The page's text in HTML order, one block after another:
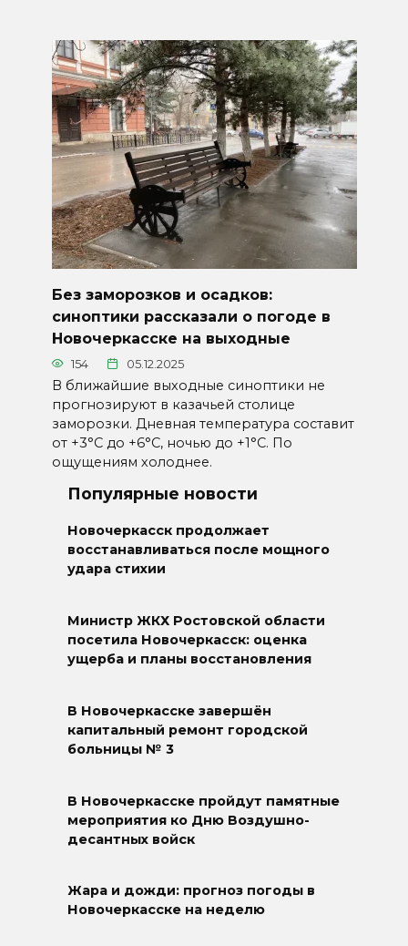
Без заморозков и осадков:
синоптики рассказали о погоде в
Новочеркасске на выходные
154 05.12.2025
В ближайшие выходные синоптики не
прогнозируют в казачьей столице
заморозки. Дневная температура составит
от +3°С до +6°С, ночью до +1°С. По
ощущениям холоднее.
Популярные новости
Новочеркасск продолжает
восстанавливаться после мощного
удара стихии
Министр ЖКХ Ростовской области
посетила Новочеркасск: оценка
ущерба и планы восстановления
В Новочеркасске завершён
капитальный ремонт городской
больницы № 3
В Новочеркасске пройдут памятные
мероприятия ко Дню Воздушно-
десантных войск
Жара и дожди: прогноз погоды в
Новочеркасске на неделю